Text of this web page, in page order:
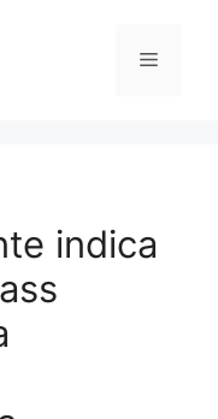
Menú
indica